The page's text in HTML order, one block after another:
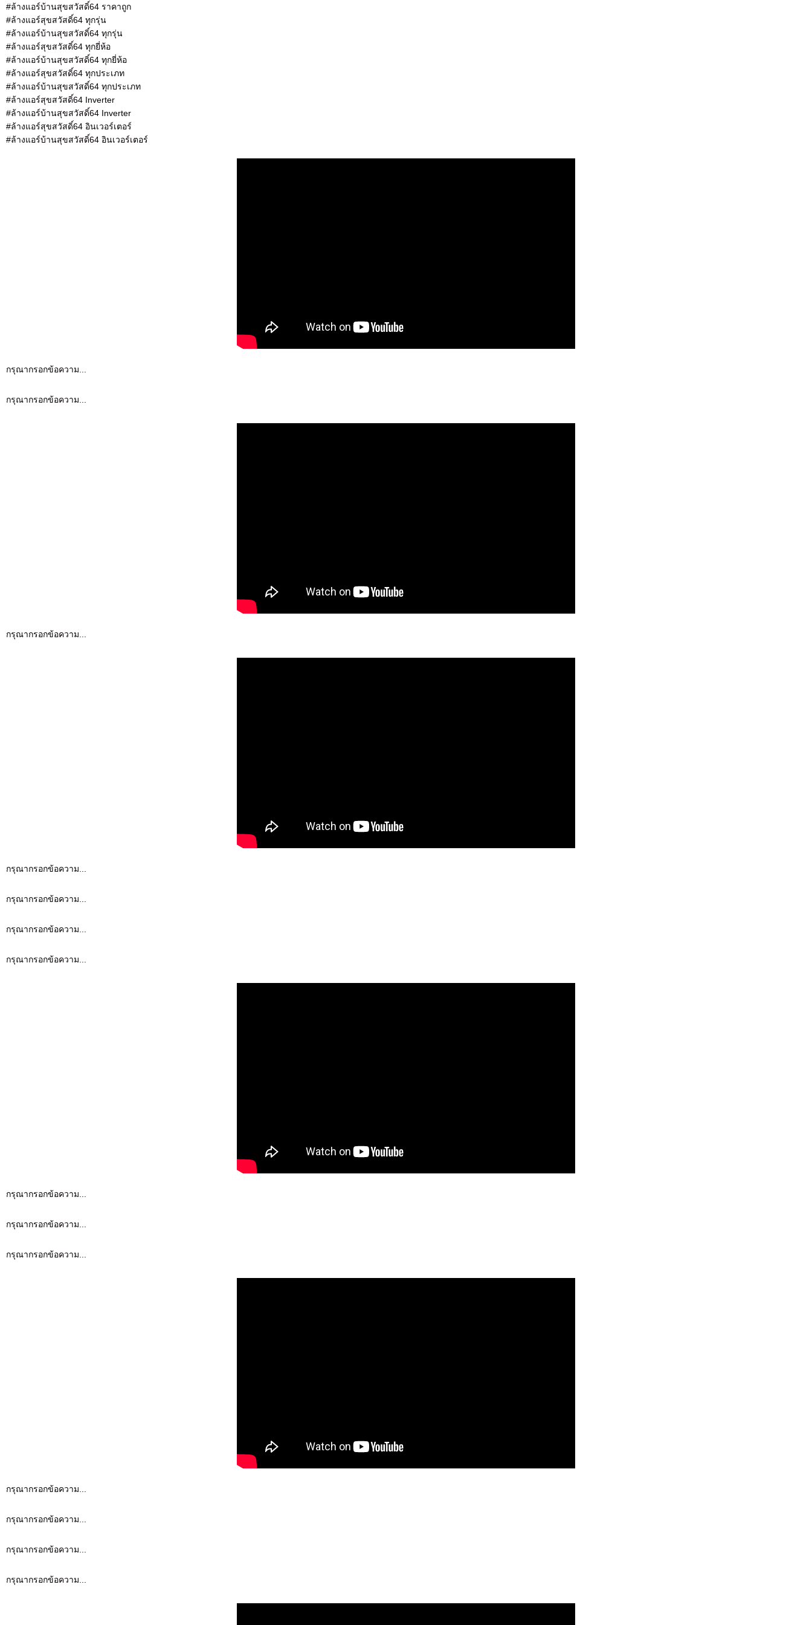
#ล้างแอร์บ้านสุขสวัสดิ์64 ราคาถูก
#ล้างแอร์สุขสวัสดิ์64 ทุกรุ่น
#ล้างแอร์บ้านสุขสวัสดิ์64 ทุกรุ่น
#ล้างแอร์สุขสวัสดิ์64 ทุกยี่ห้อ
#ล้างแอร์บ้านสุขสวัสดิ์64 ทุกยี่ห้อ
#ล้างแอร์สุขสวัสดิ์64 ทุกประเภท
#ล้างแอร์บ้านสุขสวัสดิ์64 ทุกประเภท
#ล้างแอร์สุขสวัสดิ์64 Inverter
#ล้างแอร์บ้านสุขสวัสดิ์64 Inverter
#ล้างแอร์สุขสวัสดิ์64 อินเวอร์เตอร์
#ล้างแอร์บ้านสุขสวัสดิ์64 อินเวอร์เตอร์
กรุณากรอกข้อความ...
กรุณากรอกข้อความ...
กรุณากรอกข้อความ...
กรุณากรอกข้อความ...
กรุณากรอกข้อความ...
กรุณากรอกข้อความ...
กรุณากรอกข้อความ...
กรุณากรอกข้อความ...
กรุณากรอกข้อความ...
กรุณากรอกข้อความ...
กรุณากรอกข้อความ...
กรุณากรอกข้อความ...
กรุณากรอกข้อความ...
กรุณากรอกข้อความ...